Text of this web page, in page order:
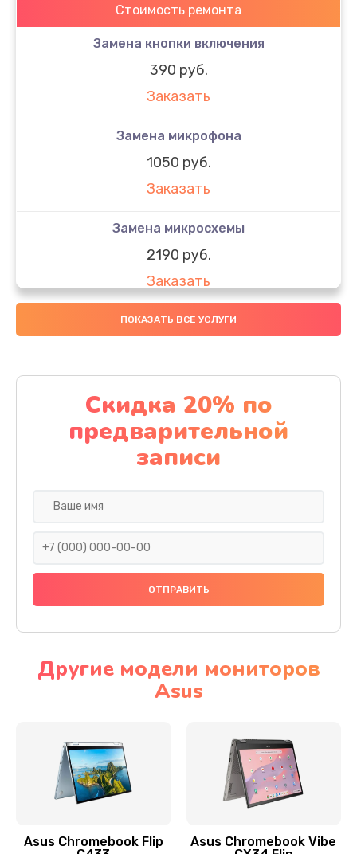
Стоимость ремонта
Замена кнопки включения
390 руб.
Заказать
Замена микрофона
1050 руб.
Заказать
Замена микросхемы
2190 руб.
Заказать
Замена передней камеры
Заказать
Замена полифонического динамика
390 руб.
Заказать
Сбор/Разбор
Чистка динамика и микрофонов (с разбором)
Замена кнопки Home (домой)
Заказать
ПОКАЗАТЬ ВСЕ УСЛУГИ
Скидка 20% по
предварительной
записи
Другие модели мониторов
Asus
Asus Chromebook Flip
Asus Chromebook Vibe